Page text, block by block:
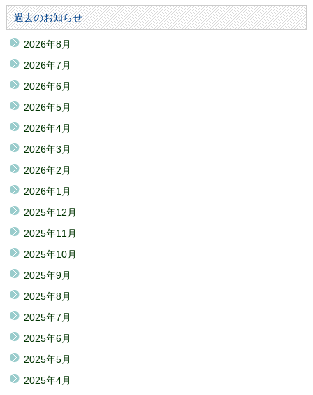
過去のお知らせ
2026年8月
2026年7月
2026年6月
2026年5月
2026年4月
2026年3月
2026年2月
2026年1月
2025年12月
2025年11月
2025年10月
2025年9月
2025年8月
2025年7月
2025年6月
2025年5月
2025年4月